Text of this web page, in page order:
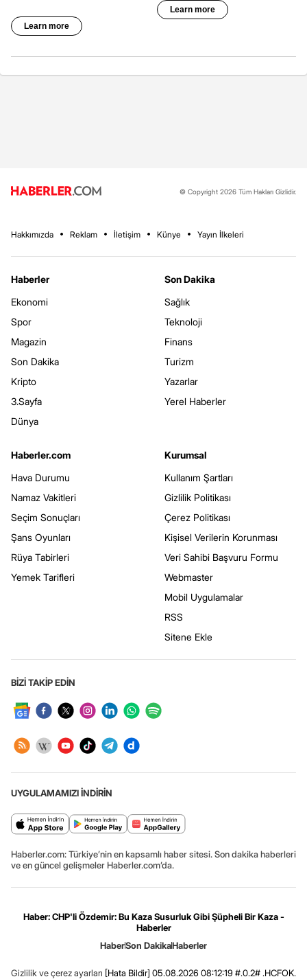
© Copyright 2026 Tüm Hakları Gizlidir.
Hakkımızda Reklam İletişim Künye Yayın İlkeleri
Haberler
Ekonomi
Spor
Magazin
Son Dakika
Kripto
3.Sayfa
Dünya
Son Dakika
Sağlık
Teknoloji
Finans
Turizm
Yazarlar
Yerel Haberler
Haberler.com
Hava Durumu
Namaz Vakitleri
Seçim Sonuçları
Şans Oyunları
Rüya Tabirleri
Yemek Tarifleri
Kurumsal
Kullanım Şartları
Gizlilik Politikası
Çerez Politikası
Kişisel Verilerin Korunması
Veri Sahibi Başvuru Formu
Webmaster
Mobil Uygulamalar
RSS
Sitene Ekle
BİZİ TAKİP EDİN
UYGULAMAMIZI İNDİRİN
Haberler.com: Türkiye’nin en kapsamlı haber sitesi. Son dakika haberleri
ve en güncel gelişmeler Haberler.com’da.
Haber: CHP'li Özdemir: Bu Kaza Susurluk Gibi Şüpheli Bir Kaza -
Haberler
HaberSon DakikaHaberler
Gizlilik ve çerez ayarları [Hata Bildir] 05.08.2026 08:12:19 #.0.2# .HCFOK.